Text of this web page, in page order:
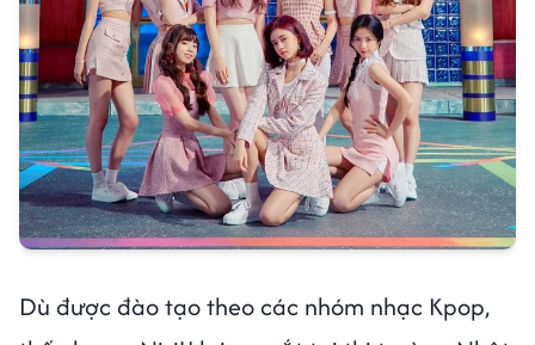
Dù được đào tạo theo các nhóm nhạc Kpop,